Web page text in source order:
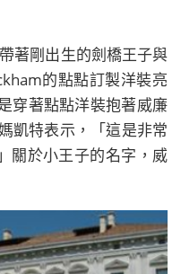
著剛出生的劍橋王子與
的點點訂製洋裝亮
穿著點點洋裝抱著威廉
凱特表示，「這是非常
關於小王子的名字，威